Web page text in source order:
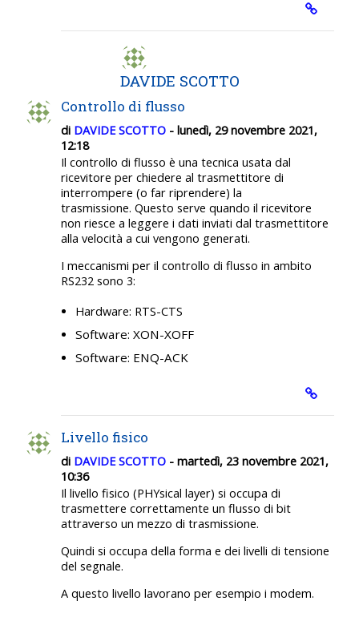
DAVIDE SCOTTO
Controllo di flusso
di DAVIDE SCOTTO - lunedì, 29 novembre 2021,
12:18
Il controllo di flusso è una tecnica usata dal
ricevitore per chiedere al trasmettitore di
interrompere (o far riprendere) la
trasmissione. Questo serve quando il ricevitore
non riesce a leggere i dati inviati dal trasmettitore
alla velocità a cui vengono generati.
I meccanismi per il controllo di flusso in ambito
RS232 sono 3:
Hardware: RTS-CTS
Software: XON-XOFF
Software: ENQ-ACK
Livello fisico
di DAVIDE SCOTTO - martedì, 23 novembre 2021,
10:36
Il livello fisico (PHYsical layer) si occupa di
trasmettere correttamente un flusso di bit
attraverso un mezzo di trasmissione.
Quindi si occupa della forma e dei livelli di tensione
del segnale.
A questo livello lavorano per esempio i modem.